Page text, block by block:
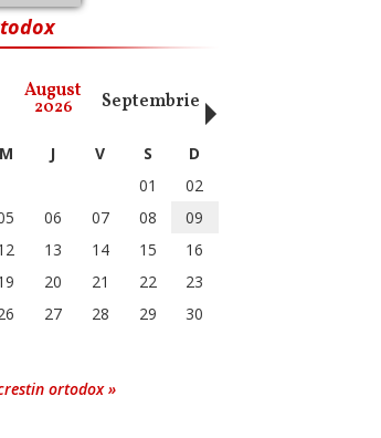
August
2026 Septembrie Octombrie
M J V S
D
01
02
06 07 08
09
13 14 15
16
20 21 22
23
27 28 29
30
ortodox »